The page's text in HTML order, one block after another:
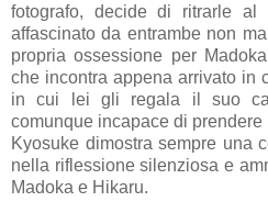
fotografo, decide di ritrarle al
affascinato da entrambe non
propria ossessione per
che incontra appena arrivato in
in cui lei gli regala il suo
comunque incapace di
Kyosuke dimostra sempre una
nella riflessione silenziosa e
Madoka e Hikaru.